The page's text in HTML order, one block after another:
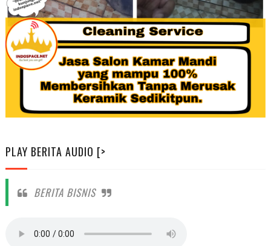
PLAY BERITA AUDIO [>
BERITA BISNIS